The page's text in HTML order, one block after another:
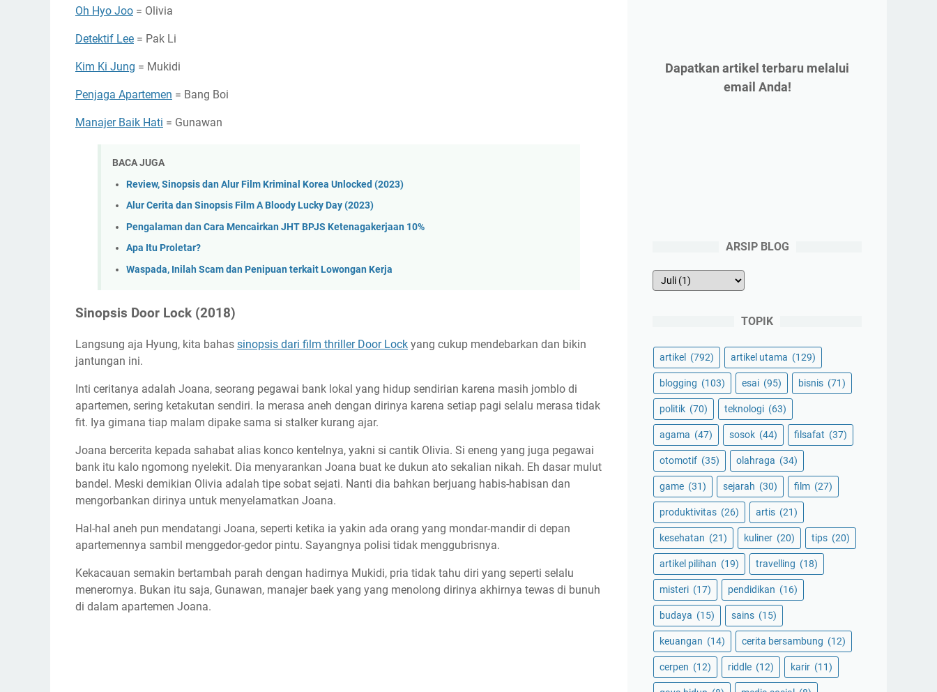
Oh Hyo Joo = Olivia
Detektif Lee = Pak Li
Kim Ki Jung = Mukidi
Penjaga Apartemen = Bang Boi
Manajer Baik Hati = Gunawan
BACA JUGA
Review, Sinopsis dan Alur Film Kriminal Korea Unlocked (2023)
Alur Cerita dan Sinopsis Film A Bloody Lucky Day (2023)
Pengalaman dan Cara Mencairkan JHT BPJS Ketenagakerjaan 10%
Apa Itu Proletar?
Waspada, Inilah Scam dan Penipuan terkait Lowongan Kerja
Sinopsis Door Lock (2018)
Langsung aja Hyung, kita bahas sinopsis dari film thriller Door Lock yang cukup mendebarkan dan bikin
jantungan ini.
Inti ceritanya adalah Joana, seorang pegawai bank lokal yang hidup sendirian karena masih jomblo di
apartemen, sering ketakutan sendiri. Ia merasa aneh dengan dirinya karena setiap pagi selalu merasa tidak
fit. Iya gimana tiap malam dipake sama si stalker kurang ajar.
Joana bercerita kepada sahabat alias konco kentelnya, yakni si cantik Olivia. Si eneng yang juga pegawai
bank itu kalo ngomong nyelekit. Dia menyarankan Joana buat ke dukun ato sekalian nikah. Eh dasar mulut
bandel. Meski demikian Olivia adalah tipe sobat sejati. Nanti dia bahkan berjuang habis-habisan dan
mengorbankan dirinya untuk menyelamatkan Joana.
Hal-hal aneh pun mendatangi Joana, seperti ketika ia yakin ada orang yang mondar-mandir di depan
apartemennya sambil menggedor-gedor pintu. Sayangnya polisi tidak menggubrisnya.
Kekacauan semakin bertambah parah dengan hadirnya Mukidi, pria tidak tahu diri yang seperti selalu
menerornya. Bukan itu saja, Gunawan, manajer baek yang yang menolong dirinya akhirnya tewas di bunuh
di dalam apartemen Joana.
Dapatkan artikel terbaru melalui
email Anda!
ARSIP BLOG
TOPIK
artikel (792) artikel utama (129)
blogging (103) esai (95) bisnis (71)
politik (70) teknologi (63)
agama (47) sosok (44) filsafat (37)
otomotif (35) olahraga (34)
game (31) sejarah (30) film (27)
produktivitas (26) artis (21)
kesehatan (21) kuliner (20) tips (20)
artikel pilihan (19) travelling (18)
misteri (17) pendidikan (16)
budaya (15) sains (15)
keuangan (14) cerita bersambung (12)
cerpen (12) riddle (12) karir (11)